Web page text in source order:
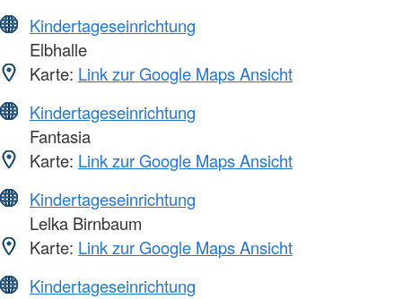
Kindertageseinrichtung
Elbhalle
Karte: Link zur Google Maps Ansicht
Kindertageseinrichtung
Fantasia
Karte: Link zur Google Maps Ansicht
Kindertageseinrichtung
Lelka Birnbaum
Karte: Link zur Google Maps Ansicht
Kindertageseinrichtung